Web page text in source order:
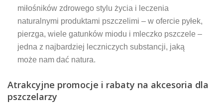
miłośników zdrowego stylu życia i leczenia
naturalnymi produktami pszczelimi – w ofercie pyłek,
pierzga, wiele gatunków miodu i mleczko pszczele –
jedna z najbardziej leczniczych substancji, jaką
może nam dać natura.
Atrakcyjne promocje i rabaty na akcesoria dla
pszczelarzy